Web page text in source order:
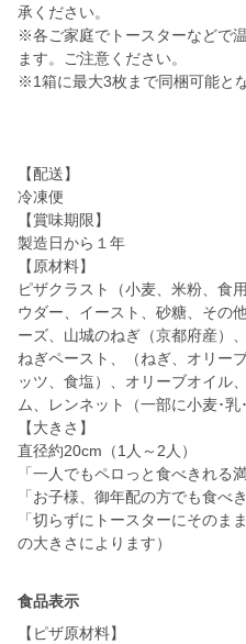
承ください。
※各ご家庭でトースターなどで
ます。ご注意ください。
※1箱に最大3枚まで同梱可能と
【配送】
冷凍便
【賞味期限】
製造日から１年
【原材料】
ピザクラスト（小麦、米粉、食
ウダー、イースト、砂糖、その
ーズ、山城のねぎ（京都府産）
ねぎペースト、（ねぎ、オリー
ッツ、食塩）、オリーブオイル
ム、レンネット（一部に小麦･乳
【大きさ】
直径約20cm（1人～2人）
「一人でもペロっと食べきれる
「お子様、御年配の方でも食べ
「切らずにトースターにその
の大きさによります）
食品表示
【ピザ原材料】